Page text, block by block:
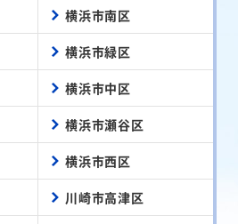
横浜市南区
横浜市緑区
横浜市中区
横浜市瀬谷区
横浜市西区
川崎市高津区